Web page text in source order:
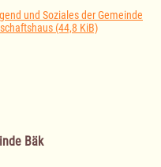
und Soziales der Gemeinde
(44,8 KiB)
Bäk